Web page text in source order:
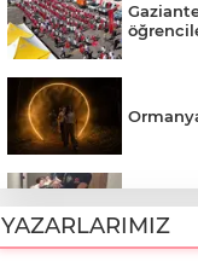
YAZARLARIMIZ